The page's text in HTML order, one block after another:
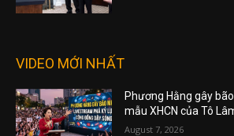
VIDEO MỚI NHẤT
Phương Hằng gây
mẫu XHCN của Tô
August 7, 2026